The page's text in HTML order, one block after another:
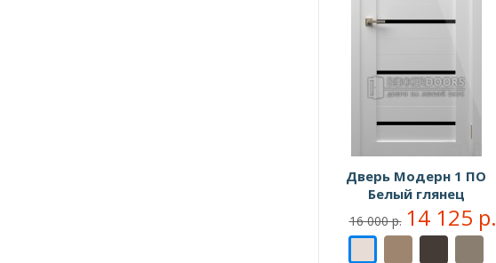
Дверь Модерн 1 ПО
Белый глянец
16 000 р. 14 125 р.